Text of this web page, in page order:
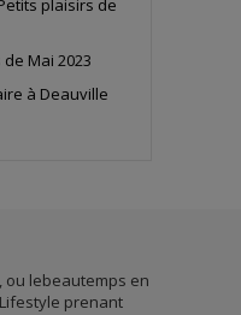
plaisirs de
Mai 2023
à Deauville
ou lebeautemps en
prenant